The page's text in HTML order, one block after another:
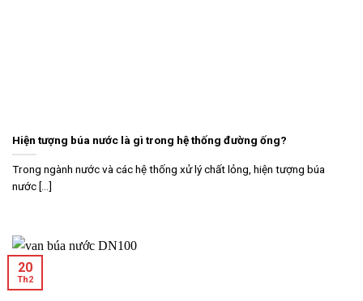
Hiện tượng búa nước là gì trong hệ thống đường ống?
Trong ngành nước và các hệ thống xử lý chất lỏng, hiện tượng búa
nước [...]
20
Th2